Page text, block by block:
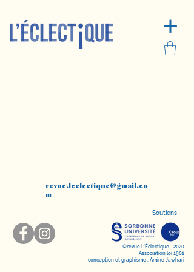
revue.leclectique@gmail.co
m
Soutiens
©revue L'Éclectique - 2020
Association loi 1901
conception et graphisme : Amine Jawhari